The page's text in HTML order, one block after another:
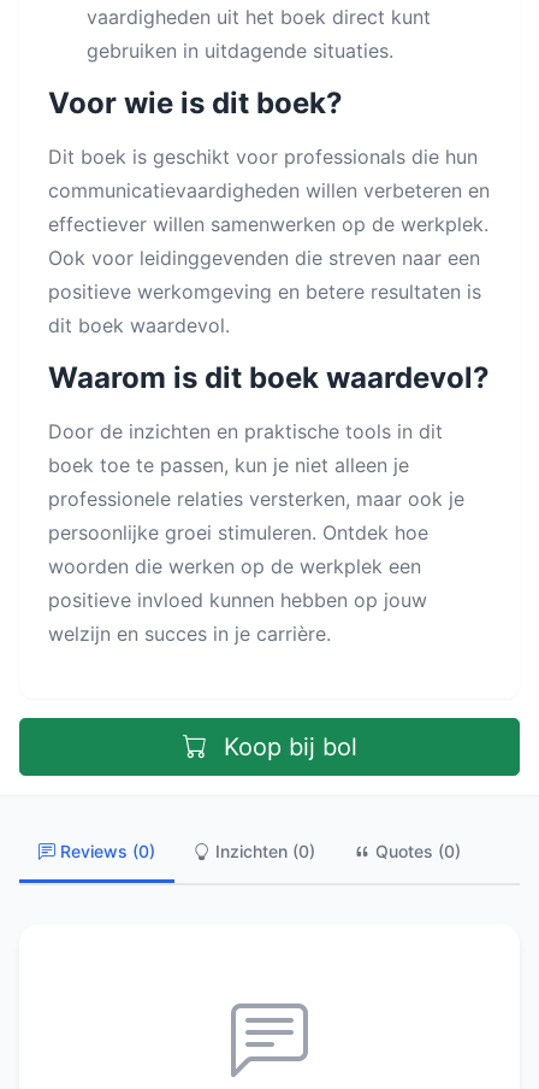
vaardigheden uit het boek direct kunt
gebruiken in uitdagende situaties.
Voor wie is dit boek?
Dit boek is geschikt voor professionals die hun
communicatievaardigheden willen verbeteren en
effectiever willen samenwerken op de werkplek.
Ook voor leidinggevenden die streven naar een
positieve werkomgeving en betere resultaten is
dit boek waardevol.
Waarom is dit boek waardevol?
Door de inzichten en praktische tools in dit
boek toe te passen, kun je niet alleen je
professionele relaties versterken, maar ook je
persoonlijke groei stimuleren. Ontdek hoe
woorden die werken op de werkplek een
positieve invloed kunnen hebben op jouw
welzijn en succes in je carrière.
Koop bij bol
Reviews (0) Inzichten (0) Quotes (0)